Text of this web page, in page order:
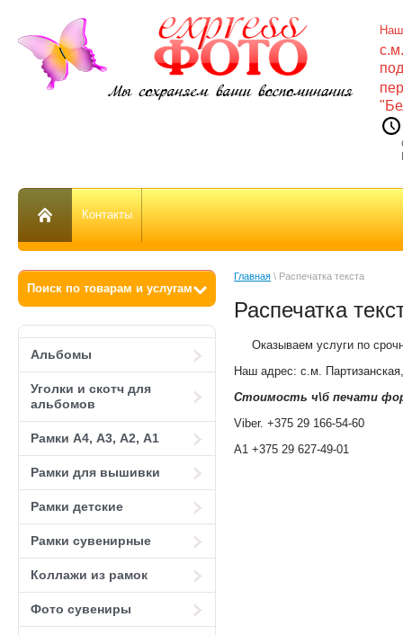
СБ
Контакты
Альбомы
Уголки и скотч для
альбомов
Рамки А4, А3, А2, А1
Рамки для вышивки
Рамки детские
Рамки сувенирные
Коллажи из рамок
Фото сувениры
Главная \ Распечатка текста
Распечатка
Оказываем услуги по
Наш адрес: с.м.
Стоимость ч\б печати
Viber. +375 29 166-54-60
A1 +375 29 627-49-01